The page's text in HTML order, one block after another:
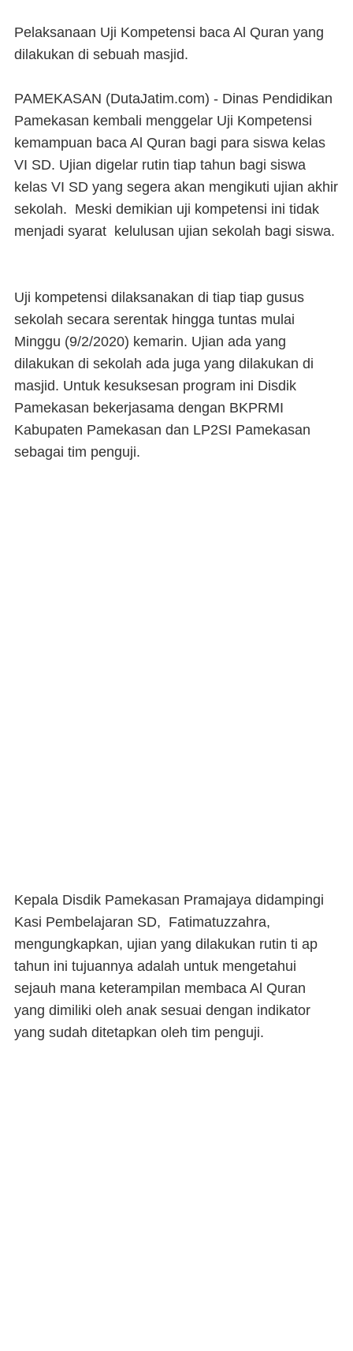
Pelaksanaan Uji Kompetensi baca Al Quran yang
dilakukan di sebuah masjid.
PAMEKASAN (DutaJatim.com) - Dinas Pendidikan
Pamekasan kembali menggelar Uji Kompetensi
kemampuan baca Al Quran bagi para siswa kelas
VI SD. Ujian digelar rutin tiap tahun bagi siswa
kelas VI SD yang segera akan mengikuti ujian akhir
sekolah. Meski demikian uji kompetensi ini tidak
menjadi syarat kelulusan ujian sekolah bagi siswa.
Uji kompetensi dilaksanakan di tiap tiap gusus
sekolah secara serentak hingga tuntas mulai
Minggu (9/2/2020) kemarin. Ujian ada yang
dilakukan di sekolah ada juga yang dilakukan di
masjid. Untuk kesuksesan program ini Disdik
Pamekasan bekerjasama dengan BKPRMI
Kabupaten Pamekasan dan LP2SI Pamekasan
sebagai tim penguji.
Kepala Disdik Pamekasan Pramajaya didampingi
Kasi Pembelajaran SD, Fatimatuzzahra,
mengungkapkan, ujian yang dilakukan rutin ti ap
tahun ini tujuannya adalah untuk mengetahui
sejauh mana keterampilan membaca Al Quran
yang dimiliki oleh anak sesuai dengan indikator
yang sudah ditetapkan oleh tim penguji.